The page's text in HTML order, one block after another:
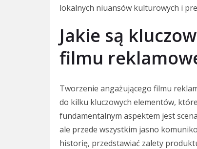
lokalnych niuansów kulturowych i
Jakie są
filmu
Tworzenie angażującego filmu
do kilku kluczowych elementów,
fundamentalnym aspektem jest
ale przede wszystkim jasno
historię, przedstawiać zalety